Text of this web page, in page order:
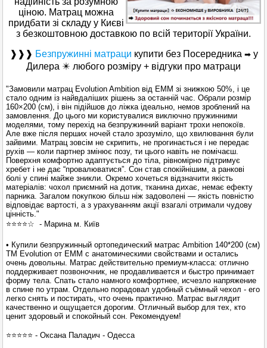
ціною. Матрац можна
придбати зі складу у Києві
з безкоштовною доставкою по всій території України.
❱❱❱ Безпружинні матраци купити без Посередника ➡у
Дилера ✴️ любого розміру + відгуки про матраци
"Замовили матрац Evolution Ambition від EMM зі знижкою 50%, і це
стало одним із найвдаліших рішень за останній час. Обрали розмір
160×200 (см), і він підійшов до ліжка ідеально, немов зроблений на
замовлення. До цього ми користувалися виключно пружинними
моделями, тому перехід на безпружинний варіант трохи непокоїв.
Але вже після перших ночей стало зрозуміло, що хвилювання були
зайвими. Матрац зовсім не скрипить, не прогинається і не передає
рухів — коли партнер змінює позу, ти цього навіть не помічаєш.
Поверхня комфортно адаптується до тіла, рівномірно підтримує
хребет і не дає “провалюватися”. Сон став спокійнішим, а ранкові
болі у спині майже зникли. Окремо хочеться відзначити якість
матеріалів: чохол приємний на дотик, тканина дихає, немає ефекту
парника. Загалом покупкою більш ніж задоволені — якість повністю
відповідає вартості, а з урахуванням акції взагалі отримали чудову
цінність."
⭐️⭐️⭐️⭐️☆ - Марина м. Київ
• Купили безпружинный ортопедический матрас Ambition 140*200 (см)
ТМ Evolution от ЕММ с анатомическими свойствами и остались
очень довольны. Матрас действительно премиум-класса: отлично
поддерживает позвоночник, не продавливается и быстро принимает
форму тела. Спать стало намного комфортнее, исчезло напряжение
в спине по утрам. Отдельно порадовал удобный съёмный чехол - его
легко снять и постирать, что очень практично. Матрас выглядит
качественно и ощущается дорогим. Отличный выбор для тех, кто
ценит здоровый и спокойный сон. Рекомендуем!
⭐️⭐️⭐️⭐️⭐️ - Оксана Паладич - Одесса